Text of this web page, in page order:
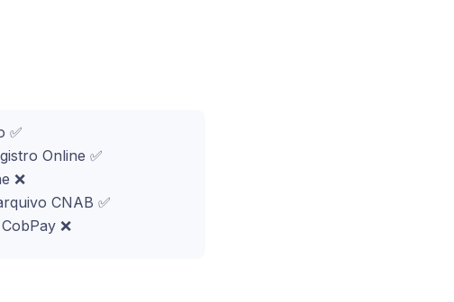
✅
Online ✅
❌
CNAB ✅
❌